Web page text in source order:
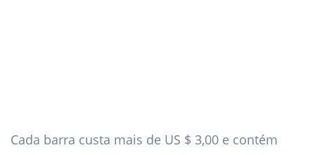
Cada barra custa mais de US $ 3,00 e contém